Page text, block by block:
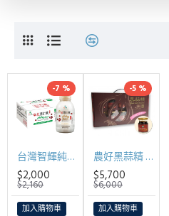
-7 %
台灣智輝純紅薏仁飲290ml*24入/箱
$2,000
$2,160
加入購物車
-5 %
農好黑蒜精 (65ml*10瓶/盒)*6盒/箱【產地直送】
$5,700
$6,000
加入購物車